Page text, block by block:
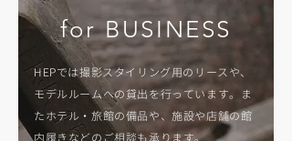
HEPでは撮影スタイリング用のリースや、
モデルルームへの貸出を行っています。
ま
たホテル・旅館の備品や、施設や店舗の館
内履きなどのご相談も承ります。
for BUSINESS